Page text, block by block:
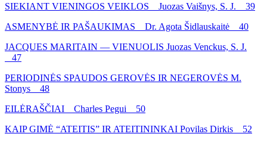
SIEKIANT VIENINGOS VEIKLOS Juozas Vaišnys, S. J. 39
ASMENYBĖ IR PAŠAUKIMAS Dr. Agota Šidlauskaitė 40
JACQUES MARITAIN — VIENUOLIS Juozas Venckus, S. J.
47
PERIODINĖS SPAUDOS GEROVĖS IR NEGEROVĖS M.
Stonys 48
EILĖRAŠČIAI Charles Pegui 50
KAIP GIMĖ “ATEITIS” IR ATEITININKAI Povilas Dirkis 52